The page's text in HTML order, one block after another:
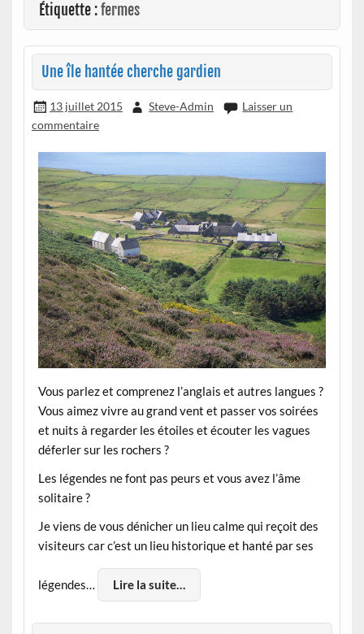
Étiquette :fermes
Une île hantée cherche gardien
13 juillet 2015 Steve-Admin
Laisser un
commentaire
Vous parlez et comprenez l’anglais et autres langues ?
Vous aimez vivre au grand vent et passer vos soirées
et nuits à regarder les étoiles et écouter les vagues
déferler sur les rochers ?
Les légendes ne font pas peurs et vous avez l’âme
solitaire ?
Je viens de vous dénicher un lieu calme qui reçoit des
visiteurs car c’est un lieu historique et hanté par ses
légendes… Lire la suite…